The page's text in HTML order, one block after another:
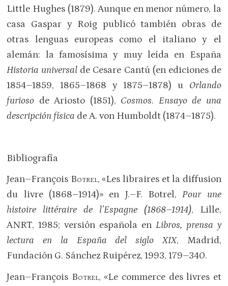
Little Hughes (1879). Aunque en menor número, la
casa Gaspar y Roig publicó también obras de
otras lenguas europeas como el italiano y el
alemán: la famosísima y muy leída en España
Historia universal de Cesare Cantú (en ediciones de
1854–1859, 1865–1868 y 1875–1878) u Orlando
furioso de Ariosto (1851), Cosmos. Ensayo de una
descripción física de A. von Humboldt (1874–1875).
Bibliografía
Jean–François Botrel, «Les libraires et la diffusion
du livre (1868–1914)» en J.–F. Botrel,Pour une
histoire littéraire de l’Espagne (1868–1914), Lille,
ANRT, 1985; versión española en Libros, prensa y
lectura en la España del sigloXIX, Madrid,
Fundación G. Sánchez Ruipérez, 1993, 179–340.
Jean–François Botrel, «Le commerce des livres et